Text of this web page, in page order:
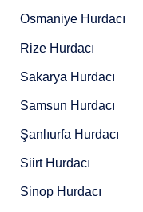
Osmaniye Hurdacı
Rize Hurdacı
Sakarya Hurdacı
Samsun Hurdacı
Şanlıurfa Hurdacı
Siirt Hurdacı
Sinop Hurdacı